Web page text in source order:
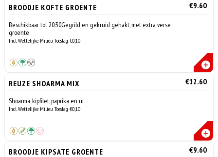
BROODJE KOFTE GROENTE €9.60
Beschikbaar tot 20:30Gegrild en gekruid gehakt, met extra verse
groente
Incl. Wettelijke Milieu Toeslag €0,10
REUZE SHOARMA MIX €12.60
Shoarma, kipfilet, paprika en ui
Incl. Wettelijke Milieu Toeslag €0,10
BROODJE KIPSATE GROENTE €9.60